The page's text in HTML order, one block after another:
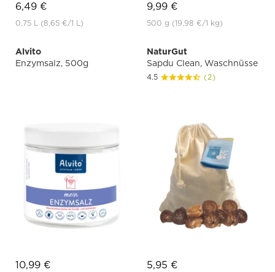
6,49 €
0.75 L (8,65 €/1 L)
9,99 €
500 g (19,98 €/1 kg)
Alvito
Enzymsalz, 500g
10,99 €
NaturGut
Sapdu Clean, Waschnüsse
4.5 (2)
5,95 €